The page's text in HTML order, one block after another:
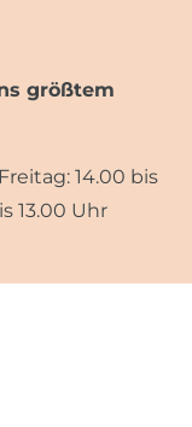
größtem
14.00 bis
13.00 Uhr